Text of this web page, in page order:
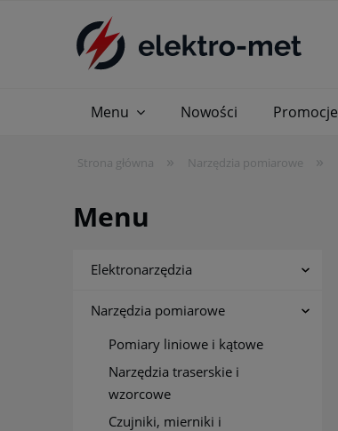
Menu Nowości Promocje
Strona główna » Narzędzia pomiarowe »
Menu
Elektronarzędzia
Narzędzia pomiarowe
Pomiary liniowe i kątowe
Narzędzia traserskie i
wzorcowe
Czujniki, mierniki i